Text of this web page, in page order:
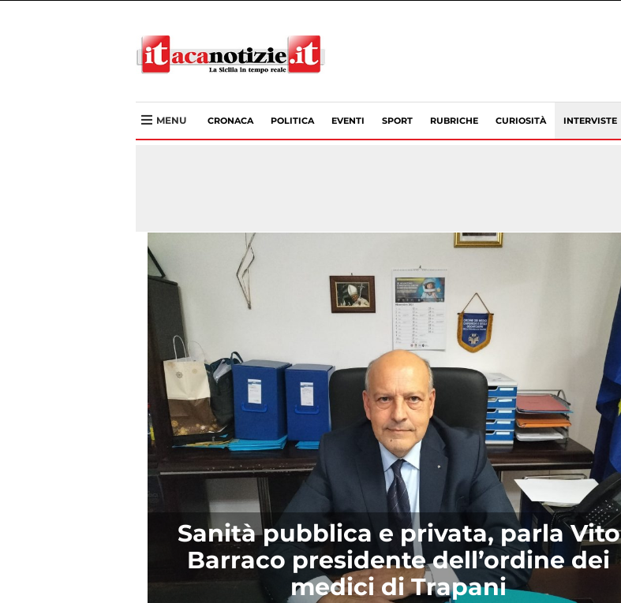
MENU CRONACA POLITICA EVENTI SPORT RUBRICHE CURIOSITÀ INTERVISTE
Sanità pubblica e privata, parla Vito
Barraco presidente dell’ordine dei
medici di Trapani